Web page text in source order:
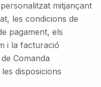
mitjançant
les condicions de
pagament, els
i la facturació
Comanda
disposicions